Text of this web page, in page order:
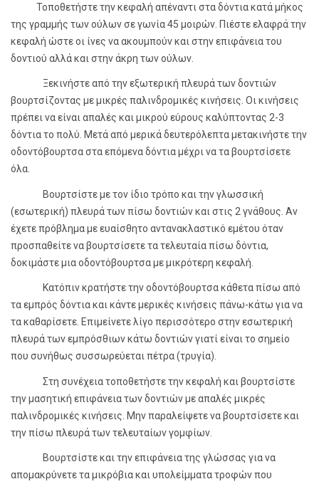
Τοποθετήστε την κεφαλή απέναντι στα δόντια κατά μήκος
της γραμμής των ούλων σε γωνία 45 μοιρών. Πιέστε ελαφρά την
κεφαλή ώστε οι ίνες να ακουμπούν και στην επιφάνεια του
δοντιού αλλά και στην άκρη των ούλων.
Ξεκινήστε από την εξωτερική πλευρά των δοντιών
βουρτσίζοντας με μικρές παλινδρομικές κινήσεις. Οι κινήσεις
πρέπει να είναι απαλές και μικρού εύρους καλύπτοντας 2-3
δόντια το πολύ. Μετά από μερικά δευτερόλεπτα μετακινήστε την
οδοντόβουρτσα στα επόμενα δόντια μέχρι να τα βουρτσίσετε
όλα.
Βουρτσίστε με τον ίδιο τρόπο και την γλωσσική
(εσωτερική) πλευρά των πίσω δοντιών και στις 2 γνάθους. Αν
έχετε πρόβλημα με ευαίσθητο αντανακλαστικό εμέτου όταν
προσπαθείτε να βουρτσίσετε τα τελευταία πίσω δόντια,
δοκιμάστε μια οδοντόβουρτσα με μικρότερη κεφαλή.
Κατόπιν κρατήστε την οδοντόβουρτσα κάθετα πίσω από
τα εμπρός δόντια και κάντε μερικές κινήσεις πάνω-κάτω για να
τα καθαρίσετε. Επιμείνετε λίγο περισσότερο στην εσωτερική
πλευρά των εμπρόσθιων κάτω δοντιών γιατί είναι το σημείο
που συνήθως συσσωρεύεται πέτρα (τρυγία).
Στη συνέχεια τοποθετήστε την κεφαλή και βουρτσίστε
την μασητική επιφάνεια των δοντιών με απαλές μικρές
παλινδρομικές κινήσεις. Μην παραλείψετε να βουρτσίσετε και
την πίσω πλευρά των τελευταίων γομφίων.
Bουρτσίστε και την επιφάνεια της γλώσσας για να
απομακρύνετε τα μικρόβια και υπολείμματα τροφών που